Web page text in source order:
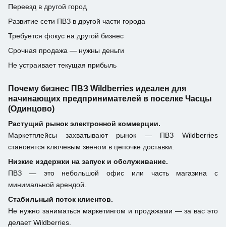
Переезд в другой город
Развитие сети ПВЗ в другой части города
Требуется фокус на другой бизнес
Срочная продажа — нужны деньги
Не устраивает текущая прибыль
Почему бизнес ПВЗ Wildberries идеален для
начинающих предпринимателей в поселке Часцы
(Одинцово)
Растущий рынок электронной коммерции.
Маркетплейсы захватывают рынок — ПВЗ Wildberries
становятся ключевым звеном в цепочке доставки.
Низкие издержки на запуск и обслуживание.
ПВЗ — это небольшой офис или часть магазина с
минимальной арендой.
Стабильный поток клиентов.
Не нужно заниматься маркетингом и продажами — за вас это
делает Wildberries.